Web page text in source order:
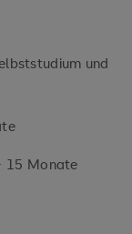
und
15 Monate